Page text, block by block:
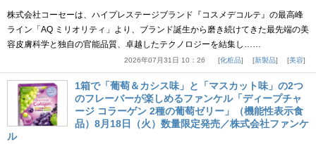
株式会社コーセーは、ハイプレステージブランド『コスメデコルテ』の最高峰
ライン「AQ ミリオリティ」より、ブランド誕生から磨き続けてきた最先端の美
容皮膚科学と独自の官能品質、卓越したテクノロジーを結集し……
2026年07月31日 10：26 化粧品 新製品 美容
1箱で「葡萄＆カシス味」と「マスカット味」の2つ
のフレーバーが楽しめるファンケル「ディープチャ
ージ コラーゲン 2種の葡萄ゼリー」（機能性表示食
品）8月18日（火）数量限定発売／株式会社ファンケ
ル